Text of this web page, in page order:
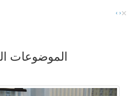
‹
› ×
الموضوعات